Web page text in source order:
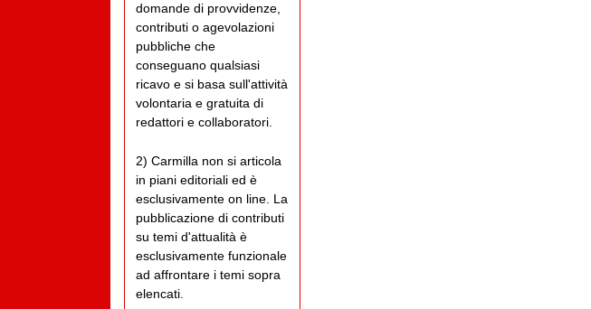
domande di provvidenze,
contributi o agevolazioni
pubbliche che
conseguano qualsiasi
ricavo e si basa sull'attività
volontaria e gratuita di
redattori e collaboratori.
2) Carmilla non si articola
in piani editoriali ed è
esclusivamente on line. La
pubblicazione di contributi
su temi d'attualità è
esclusivamente funzionale
ad affrontare i temi sopra
elencati.